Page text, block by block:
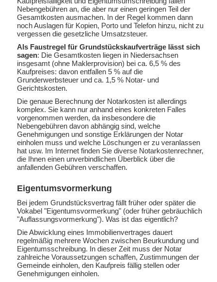
Nebengebühren an, die aber nur einen geringen Teil der
Gesamtkosten ausmachen. In der Regel kommen dann
noch Auslagen für Kopien, Porto und Telefon hinzu, nicht zu
vergessen die gesetzliche Umsatzsteuer.
Als Faustregel für Grundstückskaufverträge lässt sich
sagen: Die Gesamtkosten liegen in Niedersachsen
insgesamt (ohne Maklerprovision) bei ca. 6,5 % des
Kaufpreises: davon entfallen 5 % auf die
Grunderwerbsteuer und ca. 1,5 % Notar- und
Gerichtskosten.
Die genaue Berechnung der Notarkosten ist allerdings
komplex. Sie kann nur anhand eines konkreten Falles
vorgenommen werden, da insbesondere die
Nebengebühren davon abhängig sind, welche
Genehmigungen und sonstige Erklärungen der Notar
einholen muss und welche Löschungen er zu veranlassen
hat usw. Im Internet finden Sie diverse Notarkostenrechner,
die Ihnen einen unverbindlichen Überblick über die
anfallenden Gebühren verschaffen.
Eigentumsvormerkung
Bei jedem Grundstücksvertrag fällt früher oder später die
Vokabel "Eigentumsvormerkung" (oder früher gebräuchlich
"Auflassungsvormerkung"). Was ist das eigentlich?
Die Abwicklung eines Immobilienvertrages dauert
regelmäßig mehrere Wochen zwischen Beurkundung und
Eigentumsschreibung. In dieser Zeit muss der Notar
zahlreiche Voraussetzungen schaffen, Zustimmungen der
Gemeinde einholen, den Kaufpreis fällig stellen oder
Genehmigungen einholen.